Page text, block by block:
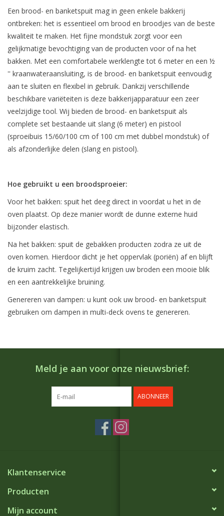
Een brood- en banketspuit mag in geen enkele bakkerij
ontbreken: het is essentieel om brood en broodjes van de beste
kwaliteit te maken. Het fijne mondstuk zorgt voor een
gelijkmatige bevochtiging van de producten voor of na het
bakken. Met een comfortabele werklengte tot 6 meter en een ½
'' kraanwateraansluiting, is de brood- en banketspuit eenvoudig
aan te sluiten en flexibel in gebruik. Dankzij verschillende
beschikbare variëteiten is deze bakkerijapparatuur een zeer
veelzijdige tool. Wij bieden de brood- en banketspuit als
complete set bestaande uit slang (6 meter) en pistool
(sproeibuis 15/60/100 cm of 100 cm met dubbel mondstuk) of
als afzonderlijke delen (slang en pistool).
Hoe gebruikt u een broodsproeier:
Voor het bakken: spuit het deeg direct in voordat u het in de
oven plaatst. Op deze manier wordt de dunne externe huid
bijzonder elastisch.
Na het bakken: spuit de gebakken producten zodra ze uit de
oven komen. Hierdoor dicht je het oppervlak (poriën) af en blijft
de kruim zacht. Tegelijkertijd krijgen uw broden een mooie blik
en een aantrekkelijke bruining.
Genereren van dampen: u kunt ook uw brood- en banketspuit
gebruiken om dampen in multi-deck ovens te genereren.
Meld je aan voor onze nieuwsbrief:
ABONNEER
Klantenservice
Producten
Mijn account